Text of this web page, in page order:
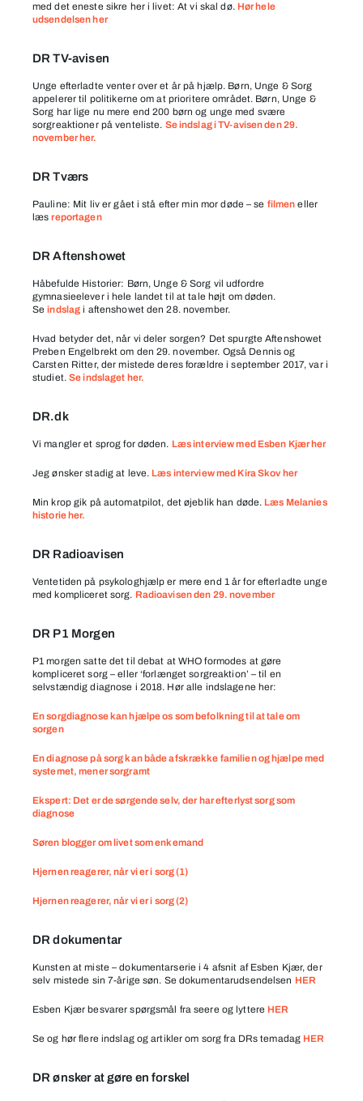
med det eneste sikre her i livet: At vi skal dø. Hør hele
udsendelsen her
DR TV-avisen
Unge efterladte venter over et år på hjælp. Børn, Unge & Sorg
appelerer til politikerne om at prioritere området. Børn, Unge &
Sorg har lige nu mere end 200 børn og unge med svære
sorgreaktioner på venteliste. Se indslag i TV-avisen den 29.
november her.
DR Tværs
Pauline: Mit liv er gået i stå efter min mor døde – se filmen eller
læsreportagen
DR Aftenshowet
Håbefulde Historier: Børn, Unge & Sorg vil udfordre
gymnasieelever i hele landet til at tale højt om døden.
Seindslag i aftenshowet den 28. november.
Hvad betyder det, når vi deler sorgen? Det spurgte Aftenshowet
Preben Engelbrekt om den 29. november. Også Dennis og
Carsten Ritter, der mistede deres forældre i september 2017, var i
studiet.Se indslaget her.
DR.dk
Vi mangler et sprog for døden. Læs interview med Esben Kjær her
Jeg ønsker stadig at leve. Læs interview med Kira Skov her
Min krop gik på automatpilot, det øjeblik han døde. Læs Melanies
historie her.
DR Radioavisen
Ventetiden på psykologhjælp er mere end 1 år for efterladte unge
med kompliceret sorg. Radioavisen den 29. november
DR P1 Morgen
P1 morgen satte det til debat at WHO formodes at gøre
kompliceret sorg – eller ‘forlænget sorgreaktion’ – til en
selvstændig diagnose i 2018. Hør alle indslagene her:
En sorgdiagnose kan hjælpe os som befolkning til at tale om
sorgen
En diagnose på sorg kan både afskrække familien og hjælpe med
systemet, mener sorgramt
Ekspert: Det er de sørgende selv, der har efterlyst sorg som
diagnose
Søren blogger om livet som enkemand
Hjernen reagerer, når vi er i sorg (1)
Hjernen reagerer, når vi er i sorg (2)
DR dokumentar
Kunsten at miste – dokumentarserie i 4 afsnit af Esben Kjær, der
selv mistede sin 7-årige søn. Se dokumentarudsendelsen HER
Esben Kjær besvarer spørgsmål fra seere og lyttere HER
Se og hør flere indslag og artikler om sorg fra DRs temadag HER
DR ønsker at gøre en forskel